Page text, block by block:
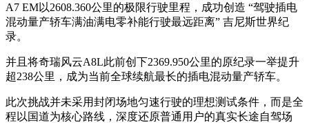
A7 EM以2608.360公里的极限行驶里程，成功创造 “驾驶插电
混动量产轿车满油满电零补能行驶最远距离” 吉尼斯世界纪
录。
并且将奇瑞风云A8L此前创下2369.950公里的原纪录一举提升
超238公里，成为当前全球续航最长的插电混动量产轿车。
此次挑战并未采用封闭场地匀速行驶的理想测试条件，而是全
程以国道为核心路线，深度还原普通用户的真实长途自驾场